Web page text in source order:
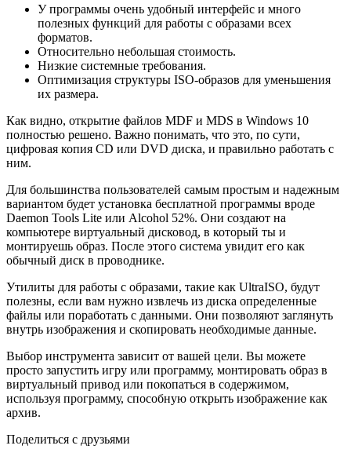
У программы очень удобный интерфейс и много
полезных функций для работы с образами всех
форматов.
Относительно небольшая стоимость.
Низкие системные требования.
Оптимизация структуры ISO-образов для уменьшения
их размера.
Как видно, открытие файлов MDF и MDS в Windows 10
полностью решено. Важно понимать, что это, по сути,
цифровая копия CD или DVD диска, и правильно работать с
ним.
Для большинства пользователей самым простым и надежным
вариантом будет установка бесплатной программы вроде
Daemon Tools Lite или Alcohol 52%. Они создают на
компьютере виртуальный дисковод, в который ты и
монтируешь образ. После этого система увидит его как
обычный диск в проводнике.
Утилиты для работы с образами, такие как UltraISO, будут
полезны, если вам нужно извлечь из диска определенные
файлы или поработать с данными. Они позволяют заглянуть
внутрь изображения и скопировать необходимые данные.
Выбор инструмента зависит от вашей цели. Вы можете
просто запустить игру или программу, монтировать образ в
виртуальный привод или покопаться в содержимом,
используя программу, способную открыть изображение как
арxив.
Поделиться с друзьями